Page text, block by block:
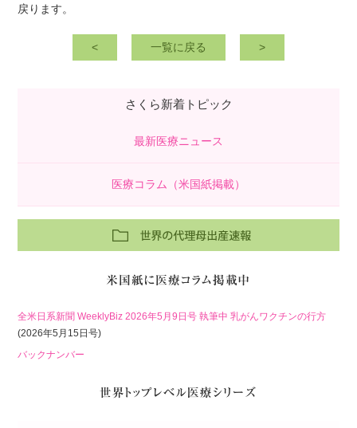
戻ります。
< 一覧に戻る >
さくら新着トピック
最新医療ニュース
医療コラム（米国紙掲載）
全米日系新聞 WeeklyBiz 2026年5月9日号 執筆中 乳がんワクチンの行方
(2026年5月15日号)
バックナンバー